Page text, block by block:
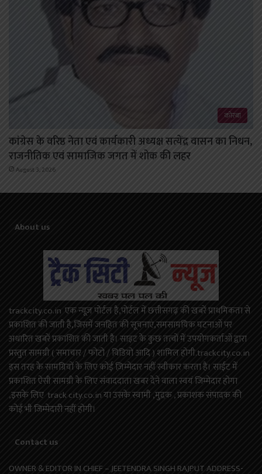
कोरबा
कांग्रेस के वरिष्ठ नेता एवं कार्यकारी अध्यक्ष सत्येंद्र वासन का निधन,
राजनीतिक एवं सामाजिक जगत में शोक की लहर
August 3, 2026
About us
trackcity.co.in एक न्यूज़ पोर्टल है,पोर्टल में छत्तीसगढ़ की खबरें प्राथमिकता से
प्रकाशित की जाती है,जिसमें जनहित की सूचनाएं,समसामयिक घटनाओं पर
अधारित खबरें प्रकाशित की जाती है। साइट के कुछ तत्वों में उपयोगकर्ताओं द्वारा
प्रस्तुत सामग्री ( समाचार / फोटो / विडियो आदि ) शामिल होगी.trackcity.co.in
इस तरह के सामग्रियों के लिए कोई ज़िम्मेदार नहीं स्वीकार करता है। साईट में
प्रकाशित ऐसी सामग्री के लिए संवाददाता खबर देने वाला स्वयं जिम्मेदार होगा
,इसके लिए track city.co.in या उसके स्वामी ,मुद्रक , प्रकाशक संपादक की
कोई भी जिम्मेदारी नहीं होगी।
Contact us
OWNER & EDITOR IN CHIEF – JEETENDRA SINGH RAJPUT ADDRESS-